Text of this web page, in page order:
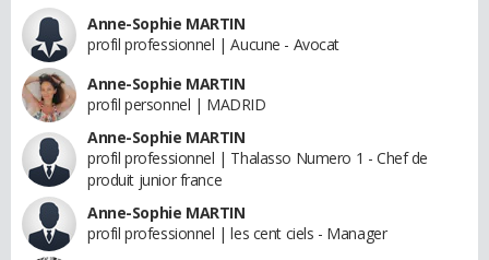
Anne-Sophie MARTIN
profil professionnel | Aucune - Avocat
Anne-Sophie MARTIN
profil personnel | MADRID
Anne-Sophie MARTIN
profil professionnel | Thalasso Numero 1 - Chef de
produit junior france
Anne-Sophie MARTIN
profil professionnel | les cent ciels - Manager